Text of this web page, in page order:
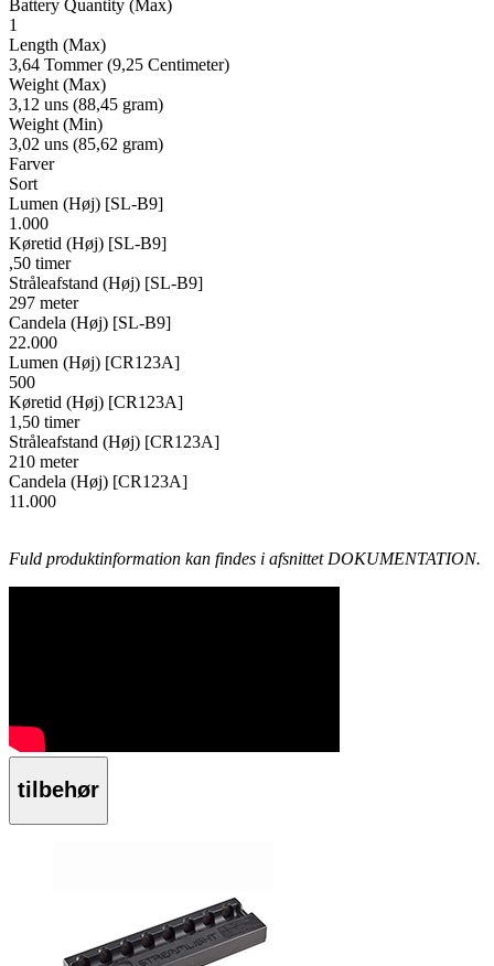
Battery Quantity (Max)
1
Length (Max)
3,64 Tommer (9,25 Centimeter)
Weight (Max)
3,12 uns (88,45 gram)
Weight (Min)
3,02 uns (85,62 gram)
Farver
Sort
Lumen (Høj) [SL-B9]
1.000
Køretid (Høj) [SL-B9]
,50 timer
Stråleafstand (Høj) [SL-B9]
297 meter
Candela (Høj) [SL-B9]
22.000
Lumen (Høj) [CR123A]
500
Køretid (Høj) [CR123A]
1,50 timer
Stråleafstand (Høj) [CR123A]
210 meter
Candela (Høj) [CR123A]
11.000
Fuld produktinformation kan findes i afsnittet DOKUMENTATION.
tilbehør